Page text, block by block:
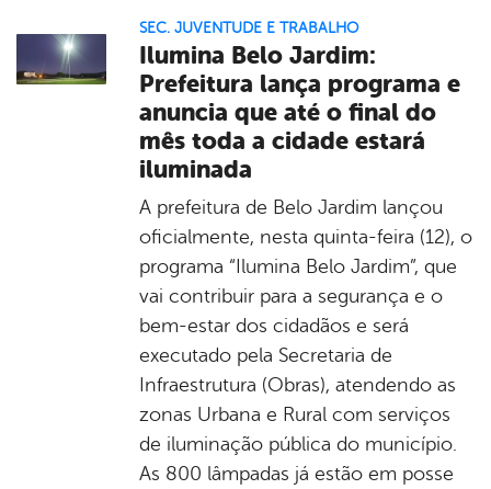
SEC. JUVENTUDE E TRABALHO
Ilumina Belo Jardim:
Prefeitura lança programa e
anuncia que até o final do
mês toda a cidade estará
iluminada
A prefeitura de Belo Jardim lançou
oficialmente, nesta quinta-feira (12), o
programa “Ilumina Belo Jardim”, que
vai contribuir para a segurança e o
bem-estar dos cidadãos e será
executado pela Secretaria de
Infraestrutura (Obras), atendendo as
zonas Urbana e Rural com serviços
de iluminação pública do município.
As 800 lâmpadas já estão em posse